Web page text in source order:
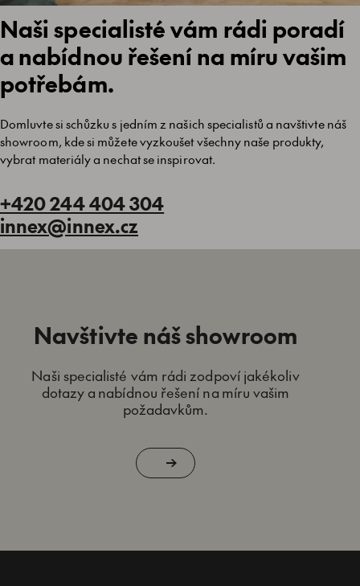
Naši specialisté vám rádi poradí
a nabídnou řešení na míru vašim
potřebám.
Domluvte si schůzku s jedním z našich specialistů a navštivte náš
showroom, kde si můžete vyzkoušet všechny naše produkty,
vybrat materiály a nechat se inspirovat.
+420 244 404 304
innex@innex.cz
Navštivte náš showroom
Naši specialisté vám rádi zodpoví jakékoliv
dotazy a nabídnou řešení na míru vašim
požadavkům.